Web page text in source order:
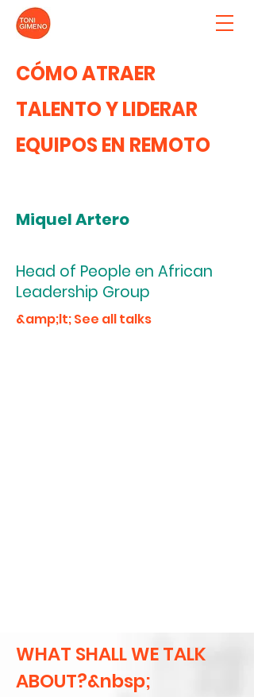
CÓMO ATRAER
TALENTO Y LIDERAR
EQUIPOS EN REMOTO
Miquel Artero
Head of People en African
Leadership Group
&amp;lt; See all talks
WHAT SHALL WE TALK
ABOUT?&nbsp;